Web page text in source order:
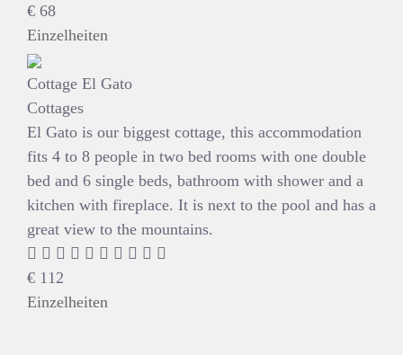
€ 68
Einzelheiten
Cottage El Gato
Cottages
El Gato is our biggest cottage, this accommodation
fits 4 to 8 people in two bed rooms with one double
bed and 6 single beds, bathroom with shower and a
kitchen with fireplace. It is next to the pool and has a
great view to the mountains.
€ 112
Einzelheiten